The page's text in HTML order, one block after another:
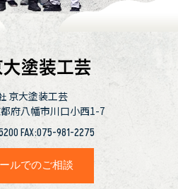
京大塗装工芸
府八幡市川口小西1-7
FAX:075-981-2275
ルでのご相談